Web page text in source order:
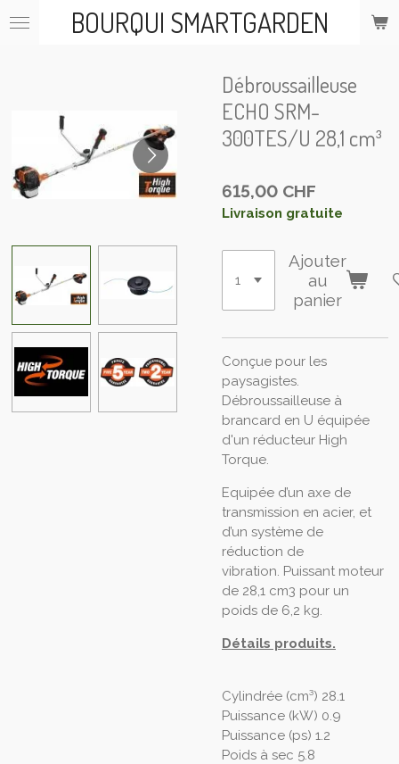
Passer
BOURQUI SMARTGARDEN
Débroussailleuse
ECHO SRM-
300TES/U 28,1 cm³
615,00 CHF
Livraison gratuite
Ajouter
au
panier
Conçue pour les
paysagistes.
Débroussailleuse à
brancard en U équipée
d'un réducteur High
Torque.
Equipée d’un axe de
transmission en acier, et
d’un système de
réduction de
vibration. Puissant moteur
de 28,1 cm3 pour un
poids de 6,2 kg.
Détails produits.
Cylindrée (cm³) 28.1
Puissance (kW) 0.9
Puissance (ps) 1.2
Poids à sec 5.8